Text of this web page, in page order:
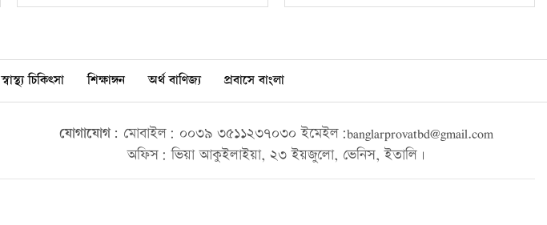
স্বাস্থ্য চিকিৎসা শিক্ষাঙ্গন অর্থ বাণিজ্য প্রবাসে বাংলা
যোগাযোগ: মোবাইল: ০০৩৯ ৩৫১১২৩৭০৩০ ইমেইল:banglarprovatbd@gmail.com
অফিস: ভিয়া আকুইলাইয়া, ২৩ ইয়জুলো, ভেনিস, ইতালি।